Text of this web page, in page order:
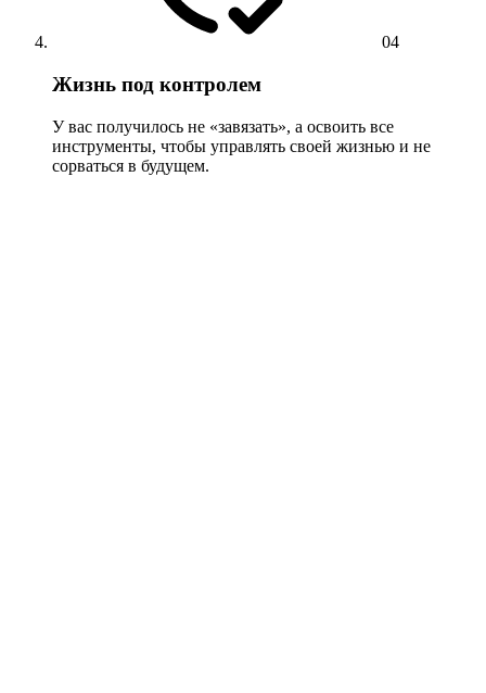
04
Жизнь под контролем
У вас получилось не «завязать», а освоить все
инструменты, чтобы управлять своей жизнью и не
сорваться в будущем.